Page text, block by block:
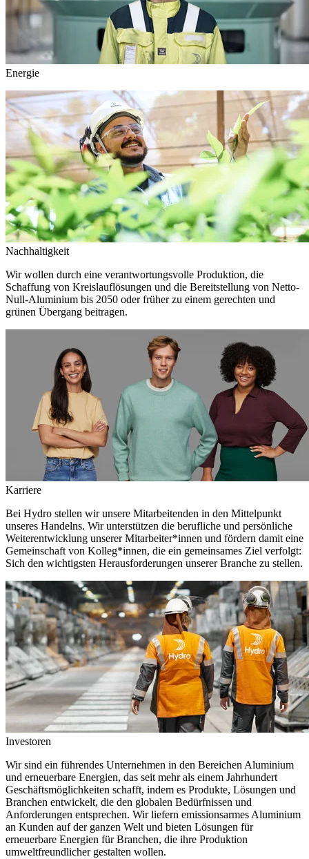
Energie
Nachhaltigkeit
Wir wollen durch eine verantwortungsvolle Produktion, die
Schaffung von Kreislauflösungen und die Bereitstellung von Netto-
Null-Aluminium bis 2050 oder früher zu einem gerechten und
grünen Übergang beitragen.
Karriere
Bei Hydro stellen wir unsere Mitarbeitenden in den Mittelpunkt
unseres Handelns. Wir unterstützen die berufliche und persönliche
Weiterentwicklung unserer Mitarbeiter*innen und fördern damit eine
Gemeinschaft von Kolleg*innen, die ein gemeinsames Ziel verfolgt:
Sich den wichtigsten Herausforderungen unserer Branche zu stellen.
Investoren
Wir sind ein führendes Unternehmen in den Bereichen Aluminium
und erneuerbare Energien, das seit mehr als einem Jahrhundert
Geschäftsmöglichkeiten schafft, indem es Produkte, Lösungen und
Branchen entwickelt, die den globalen Bedürfnissen und
Anforderungen entsprechen. Wir liefern emissionsarmes Aluminium
an Kunden auf der ganzen Welt und bieten Lösungen für
erneuerbare Energien für Branchen, die ihre Produktion
umweltfreundlicher gestalten wollen.